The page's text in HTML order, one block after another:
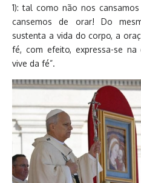
1): tal como não nos
cansemos de orar! Do
sustenta a vida do corpo, a
fé, com efeito, expressa-se
vive da fé”.